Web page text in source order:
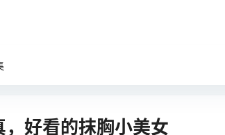
好看的抹胸小美女